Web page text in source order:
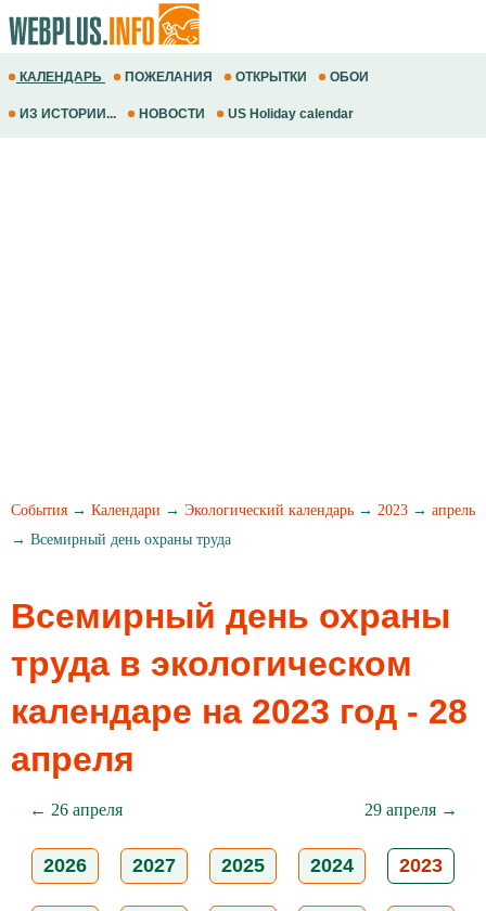
КАЛЕНДАРЬ ПОЖЕЛАНИЯ ОТКРЫТКИ ОБОИ
ИЗ ИСТОРИИ... НОВОСТИ US Holiday calendar
События → Календари → Экологический календарь → 2023 → апрель
→ Всемирный день охраны труда
Всемирный день охраны
труда в экологическом
календаре на 2023 год - 28
апреля
← 26 апреля 29 апреля →
2026 2027 2025 2024 2023